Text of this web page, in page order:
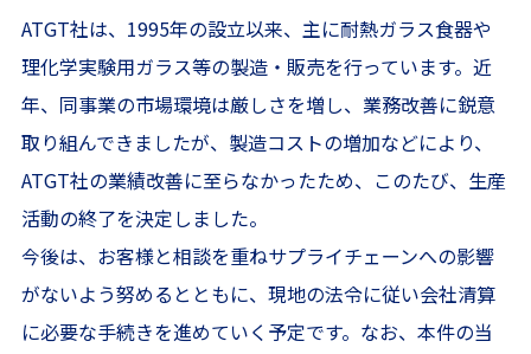
ATGT社は、1995年の設立以来、主に耐熱ガラス食器や
理化学実験用ガラス等の製造・販売を行っています。近
年、同事業の市場環境は厳しさを増し、業務改善に鋭意
取り組んできましたが、製造コストの増加などにより、
ATGT社の業績改善に至らなかったため、このたび、生産
活動の終了を決定しました。
今後は、お客様と相談を重ねサプライチェーンへの影響
がないよう努めるとともに、現地の法令に従い会社清算
に必要な手続きを進めていく予定です。なお、本件の当